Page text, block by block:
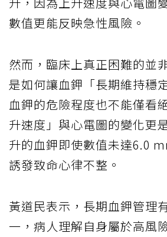
數值更能反映急性風險。
然而，臨床上真正困難的並
是如何讓血鉀「長期維持穩
血鉀的危險程度也不能僅看
升速度」與心電圖的變化更
升的血鉀即使數值未達6.0
誘發致命心律不整。
黃道民表示，長期血鉀管理
一，病人理解自身屬於高風